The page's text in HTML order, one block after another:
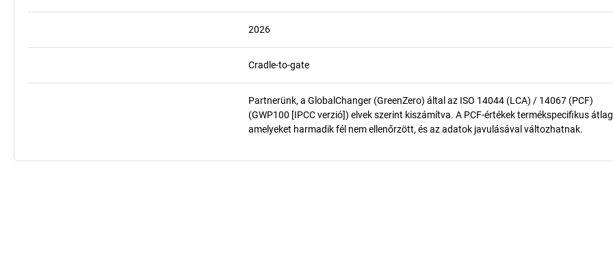
2026
Cradle-to-gate
Partnerünk, a GlobalChanger (GreenZero) által az ISO 14044 (LCA) / 14067 (PCF)
(GWP100 [IPCC verzió]) elvek szerint kiszámítva. A PCF-értékek termékspecifikus
amelyeket harmadik fél nem ellenőrzött, és az adatok javulásával változhatnak.